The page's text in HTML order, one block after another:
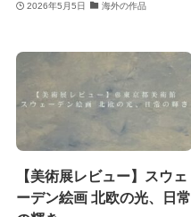
2026年5月5日 海外の作品
【美術展レビュー】スウェ
ーデン絵画 北欧の光、日常